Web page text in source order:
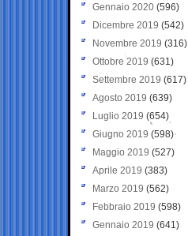
Gennaio 2020 (596)
Dicembre 2019 (542)
Novembre 2019 (316)
Ottobre 2019 (631)
Settembre 2019 (617)
Agosto 2019 (639)
Luglio 2019 (654)
Giugno 2019 (598)
Maggio 2019 (527)
Aprile 2019 (383)
Marzo 2019 (562)
Febbraio 2019 (598)
Gennaio 2019 (641)